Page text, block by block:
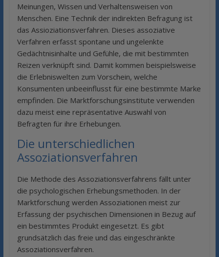
Meinungen, Wissen und Verhaltensweisen von
Menschen. Eine Technik der indirekten Befragung ist
das Assioziationsverfahren. Dieses assoziative
Verfahren erfasst spontane und ungelenkte
Gedächtnisinhalte und Gefühle, die mit bestimmten
Reizen verknüpft sind. Damit kommen beispielsweise
die Erlebniswelten zum Vorschein, welche
Konsumenten unbeeinflusst für eine bestimmte Marke
empfinden. Die Marktforschungsinstitute verwenden
dazu meist eine repräsentative Auswahl von
Befragten für ihre Erhebungen.
Die unterschiedlichen
Assoziationsverfahren
Die Methode des Assoziationsverfahrens fällt unter
die psychologischen Erhebungsmethoden. In der
Marktforschung werden Assoziationen meist zur
Erfassung der psychischen Dimensionen in Bezug auf
ein bestimmtes Produkt eingesetzt. Es gibt
grundsätzlich das freie und das eingeschränkte
Assoziationsverfahren.